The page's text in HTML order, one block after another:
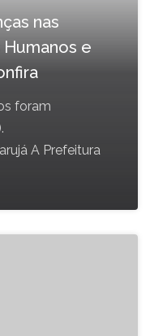
nas
e
foram
A Prefeitura